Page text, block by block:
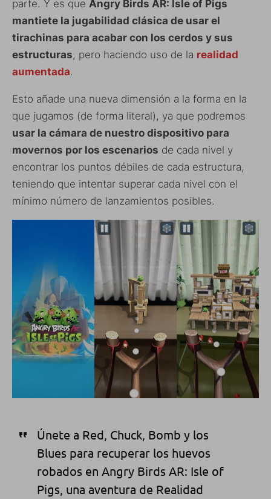
parte. Y es que Angry Birds AR: Isle of Pigs
mantiete la jugabilidad clásica de usar el
tirachinas para acabar con los cerdos y sus
estructuras, pero haciendo uso de la realidad
aumentada.
Esto añade una nueva dimensión a la forma en la
que jugamos (de forma literal), ya que podremos
usar la cámara de nuestro dispositivo para
movernos por los escenarios de cada nivel y
encontrar los puntos débiles de cada estructura,
teniendo que intentar superar cada nivel con el
mínimo número de lanzamientos posibles.
Únete a Red, Chuck, Bomb y los
Blues para recuperar los huevos
robados en Angry Birds AR: Isle of
Pigs, una aventura de Realidad